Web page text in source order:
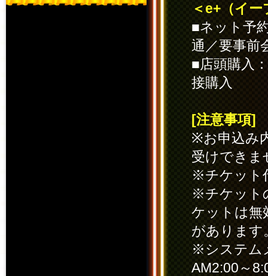
＜e+（イ
■ネット予
通／要事前
■店頭購入
接購入
[注意事項]
※お申込み
受けできま
※チケット
※チケット
ケットは無
があります
※システム
AM2:00～